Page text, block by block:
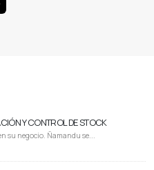
Y CONTROL DE STOCK
su negocio. Ñamandu se...